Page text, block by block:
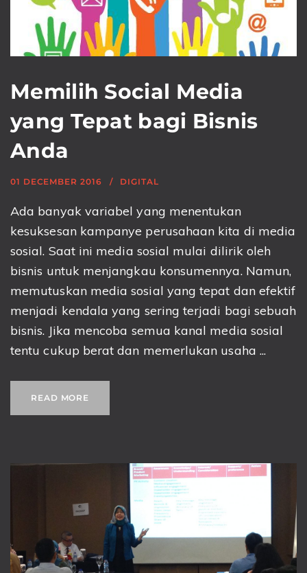
Memilih Social Media
yang Tepat bagi Bisnis
Anda
01 DECEMBER 2016 DIGITAL
Ada banyak variabel yang menentukan
kesuksesan kampanye perusahaan kita di media
sosial. Saat ini media sosial mulai dilirik oleh
bisnis untuk menjangkau konsumennya. Namun,
memutuskan media sosial yang tepat dan efektif
menjadi kendala yang sering terjadi bagi sebuah
bisnis. Jika mencoba semua kanal media sosial
tentu cukup berat dan memerlukan usaha ...
READ MORE